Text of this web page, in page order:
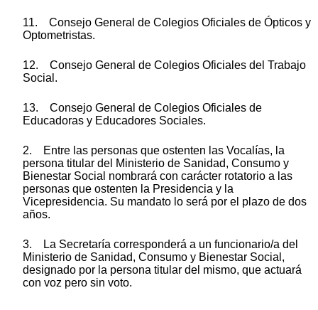
11. Consejo General de Colegios Oficiales de Ópticos y
Optometristas.
12. Consejo General de Colegios Oficiales del Trabajo
Social.
13. Consejo General de Colegios Oficiales de
Educadoras y Educadores Sociales.
2. Entre las personas que ostenten las Vocalías, la
persona titular del Ministerio de Sanidad, Consumo y
Bienestar Social nombrará con carácter rotatorio a las
personas que ostenten la Presidencia y la
Vicepresidencia. Su mandato lo será por el plazo de dos
años.
3. La Secretaría corresponderá a un funcionario/a del
Ministerio de Sanidad, Consumo y Bienestar Social,
designado por la persona titular del mismo, que actuará
con voz pero sin voto.